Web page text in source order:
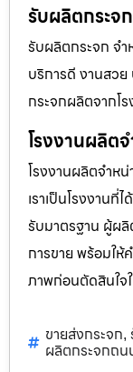
รับผลิตกระจ
รับผลิตกระจก จ
บริการดี งานสว
กระจกผลิตจากโ
โรงงานผลิต
โรงงานผลิตจำห
เราเป็นโรงงาน
รับมาตรฐาน ผู้ผ
การขาย พร้อมให้
ภาพก่อนตัดสินใจ
ขายส่งกระจก,
ผลิตกระจกถ